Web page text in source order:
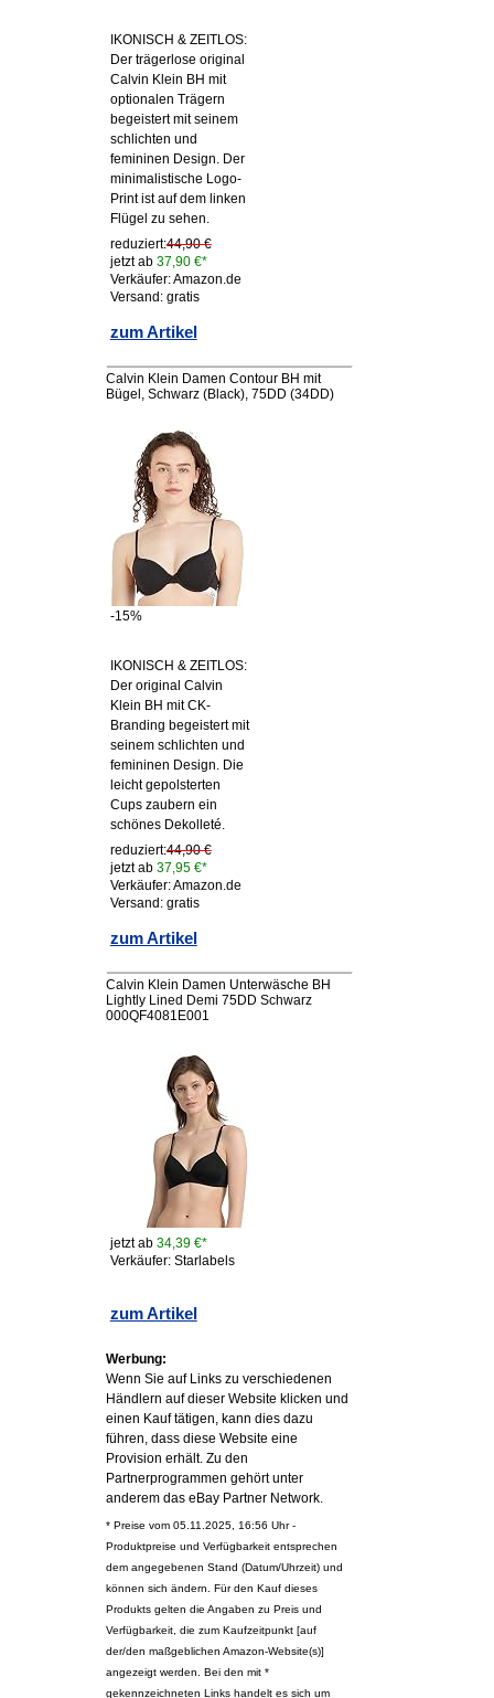
IKONISCH & ZEITLOS:
Der trägerlose original
Calvin Klein BH mit
optionalen Trägern
begeistert mit seinem
schlichten und
femininen Design. Der
minimalistische Logo-
Print ist auf dem linken
Flügel zu sehen.
reduziert:44,90 €
jetzt ab 37,90 €*
Verkäufer: Amazon.de
Versand: gratis
zum Artikel
Calvin Klein Damen Contour BH mit
Bügel, Schwarz (Black), 75DD (34DD)
-15%
IKONISCH & ZEITLOS:
Der original Calvin
Klein BH mit CK-
Branding begeistert mit
seinem schlichten und
femininen Design. Die
leicht gepolsterten
Cups zaubern ein
schönes Dekolleté.
reduziert:44,90 €
jetzt ab 37,95 €*
Verkäufer: Amazon.de
Versand: gratis
zum Artikel
Calvin Klein Damen Unterwäsche BH
Lightly Lined Demi 75DD Schwarz
000QF4081E001
jetzt ab 34,39 €*
Verkäufer: Starlabels
zum Artikel
Werbung:
Wenn Sie auf Links zu verschiedenen
Händlern auf dieser Website klicken und
einen Kauf tätigen, kann dies dazu
führen, dass diese Website eine
Provision erhält. Zu den
Partnerprogrammen gehört unter
anderem das eBay Partner Network.
* Preise vom 05.11.2025, 16:56 Uhr -
Produktpreise und Verfügbarkeit entsprechen
dem angegebenen Stand (Datum/Uhrzeit) und
können sich ändern. Für den Kauf dieses
Produkts gelten die Angaben zu Preis und
Verfügbarkeit, die zum Kaufzeitpunkt [auf
der/den maßgeblichen Amazon-Website(s)]
angezeigt werden. Bei den mit *
gekennzeichneten Links handelt es sich um